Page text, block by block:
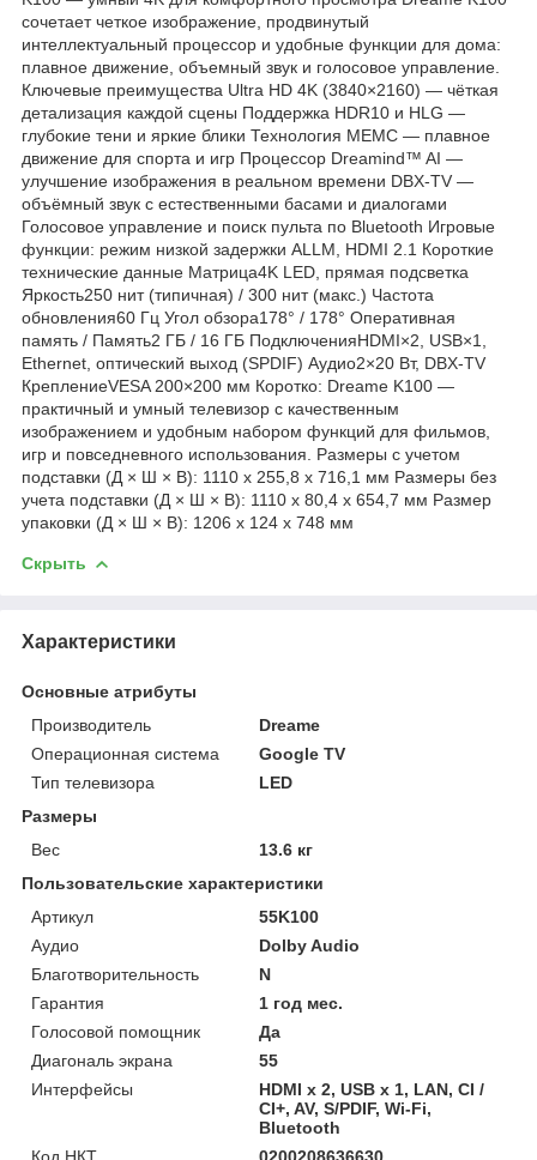
сочетает четкое изображение, продвинутый
интеллектуальный процессор и удобные функции для дома:
плавное движение, объемный звук и голосовое управление.
Ключевые преимущества Ultra HD 4K (3840×2160) — чёткая
детализация каждой сцены Поддержка HDR10 и HLG —
глубокие тени и яркие блики Технология MEMC — плавное
движение для спорта и игр Процессор Dreamind™ AI —
улучшение изображения в реальном времени DBX-TV —
объёмный звук с естественными басами и диалогами
Голосовое управление и поиск пульта по Bluetooth Игровые
функции: режим низкой задержки ALLM, HDMI 2.1 Короткие
технические данные Матрица4K LED, прямая подсветка
Яркость250 нит (типичная) / 300 нит (макс.) Частота
обновления60 Гц Угол обзора178° / 178° Оперативная
память / Память2 ГБ / 16 ГБ ПодключенияHDMI×2, USB×1,
Ethernet, оптический выход (SPDIF) Аудио2×20 Вт, DBX-TV
КреплениеVESA 200×200 мм Коротко: Dreame K100 —
практичный и умный телевизор с качественным
изображением и удобным набором функций для фильмов,
игр и повседневного использования. Размеры с учетом
подставки (Д × Ш × В): 1110 x 255,8 x 716,1 мм Размеры без
учета подставки (Д × Ш × В): 1110 x 80,4 x 654,7 мм Размер
упаковки (Д × Ш × В): 1206 x 124 x 748 мм
Скрыть
Характеристики
Основные атрибуты
Производитель
Dreame
Операционная система
Google TV
Тип телевизора
LED
Размеры
Вес
13.6 кг
Пользовательские характеристики
Артикул
55K100
Аудио
Dolby Audio
Благотворительность
N
Гарантия
1 год мес.
Голосовой помощник
Да
Диагональ экрана
55
Интерфейсы
HDMI x 2, USB x 1, LAN, CI /
CI+, AV, S/PDIF, Wi-Fi,
Bluetooth
Код НКТ
0200208636630